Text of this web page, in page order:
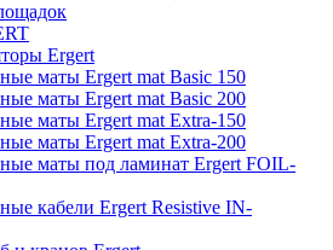
Ergert
маты Ergert mat Basic 150
маты Ergert mat Basic 200
маты Ergert mat Extra-150
маты Ergert mat Extra-200
маты под ламинат Ergert FOIL-
кабели Ergert Resistive IN-